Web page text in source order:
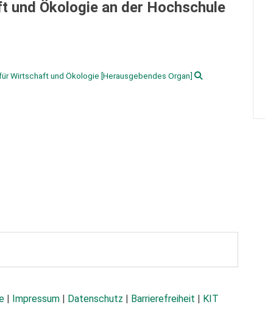
Ökologie an der Hochschule
Wirtschaft und Ökologie [Herausgebendes Organ]
| Impressum | Datenschutz | Barrierefreiheit | KIT